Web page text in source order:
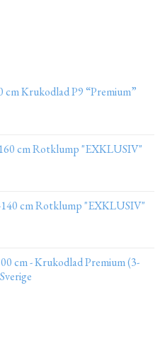
cm Krukodlad P9 “Premium”
cm Rotklump "EXKLUSIV"
140 cm Rotklump "EXKLUSIV"
cm - Krukodlad Premium (3-